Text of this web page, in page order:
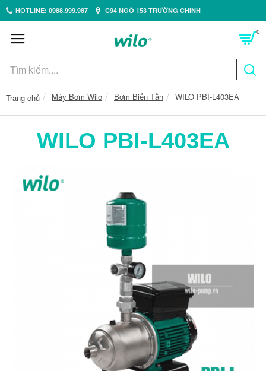
HOTLINE: 0988.999.987 C94 NGÕ 153 TRƯỜNG CHINH
0
Trang chủ Máy Bơm Wilo Bơm Biến Tần WILO PBI-L403EA
WILO PBI-L403EA